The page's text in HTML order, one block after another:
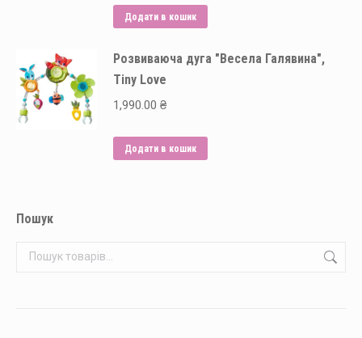
Додати в кошик
Розвиваюча дуга "Весела Галявина",
Tiny Love
1,990.00 ₴
Додати в кошик
Пошук